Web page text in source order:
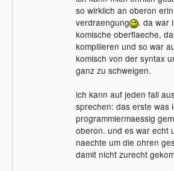
so wirklich an oberon
verdraengung
. da war
komische oberflaeche,
kompilieren und so war
komisch von der syntax
ganz zu schweigen.
ich kann auf jeden fall
sprechen: das erste was
programmiermaessig
oberon. und es war echt
naechte um die ohren
damit nicht zurecht